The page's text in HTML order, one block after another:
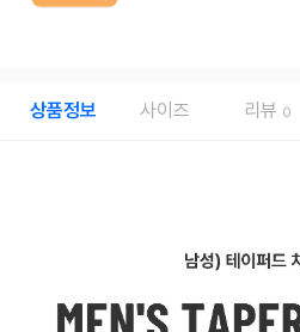
상품정보 사이즈 리뷰 0